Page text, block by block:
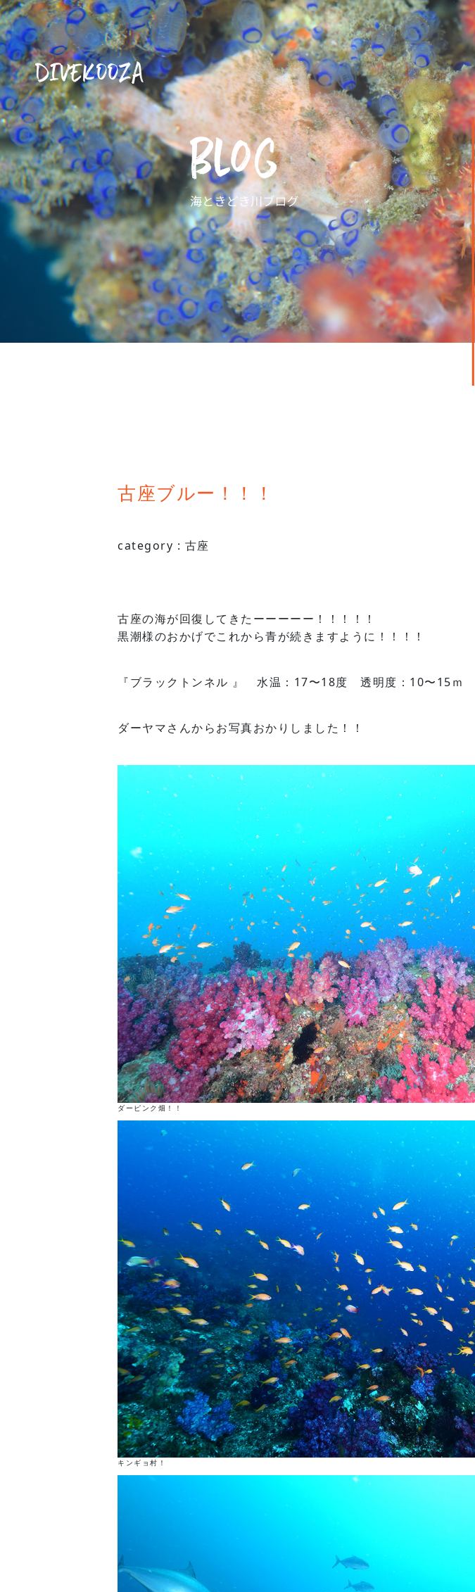
DIVEKOOZA
古座ブルー！！！
category : 古座
古座の海が回復してきたーーーーー！！！！！
黒潮様のおかげでこれから青が続きますように！！！！
『ブラックトンネル 』 水温：17〜18度 透明度：10〜15ｍ
ダーヤマさんからお写真おかりしました！！
ダーピンク畑！！
キンギョ村！